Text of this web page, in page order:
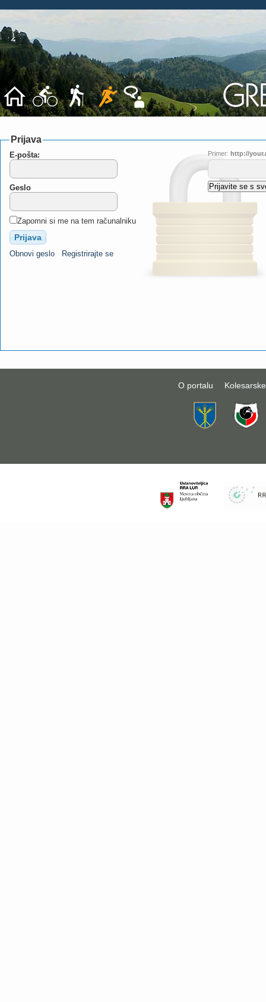
Prijava
E-pošta:
Geslo
Zapomni si me na tem računalniku
Obnovi geslo Registrirajte se
Primer: http://
O portalu